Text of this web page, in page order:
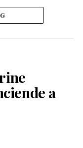
en el esperado
ha confirmado
información
anuncio
a